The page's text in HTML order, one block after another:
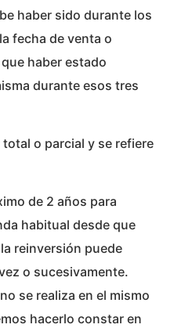
haber sido durante los
fecha de venta o
haber estado
durante esos tres
o parcial y se refiere
de 2 años para
habitual desde que
reinversión puede
o sucesivamente.
se realiza en el mismo
hacerlo constar en